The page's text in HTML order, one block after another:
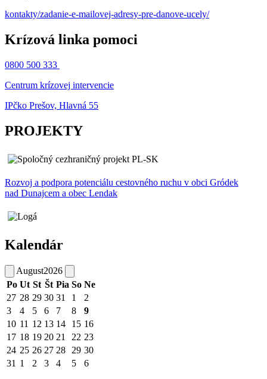
kontakty/zadanie-e-mailovej-adresy-pre-danove-ucely/
Krízová linka pomoci
0800 500 333
Centrum krízovej intervencie
IPčko Prešov, Hlavná 55
PROJEKTY
Rozvoj a podpora potenciálu cestovného ruchu v obci Gródek
nad Dunajcem a obec Lendak
Kalendár
August2026
Po Ut St Št Pia So Ne
27 28 29 30 31 1
2
3
4 5 6 7 8
9
10 11 12 13 14 15 16
17 18 19 20 21 22 23
24 25 26 27 28 29 30
31 1 2 3 4 5 6